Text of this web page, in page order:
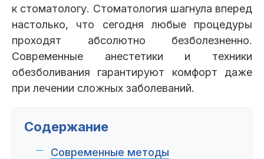
Брекеты Лечение зубов Удаление
Петровско-
Разумовская
Центр доктора
Богатова
Красногорск
Цены
Врачи
к стоматологу. Стоматология шагнула вперед
настолько, что сегодня любые процедуры
проходят абсолютно безболезненно.
Современные анестетики и техники
обезболивания гарантируют комфорт даже
при лечении сложных заболеваний.
Содержание
Современные методы